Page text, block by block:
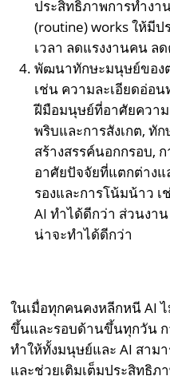
ประสิทธิภาพการทำงา
(routine) works ให้มี
เวลา ลดแรงงานคน ล
พัฒนาทักษะมนุษย์ของ
เช่น ความละเอียดอ่อ
ฝีมือมนุษย์ที่อาศัยควา
พริบและการสังเกต, ทั
สร้างสรรค์นอกกรอบ,
อาศัยปัจจัยที่แตกต่างแ
รองและการโน้มน้าว
AI ทำได้ดีกว่า ส่วนงา
น่าจะทำได้ดีกว่า
ในเมื่อทุกคนคงหลีกหนี AI
ขึ้นและรอบด้านขึ้นทุกวัน ก
ทำให้ทั้งมนุษย์และ AI สาม
และช่วยเติมเต็มประสิทธิภ